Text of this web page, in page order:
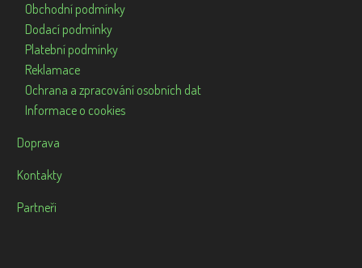
Obchodní podmínky
Dodací podmínky
Platební podmínky
Reklamace
Ochrana a zpracování osobních dat
Informace o cookies
Doprava
Kontakty
Partneři